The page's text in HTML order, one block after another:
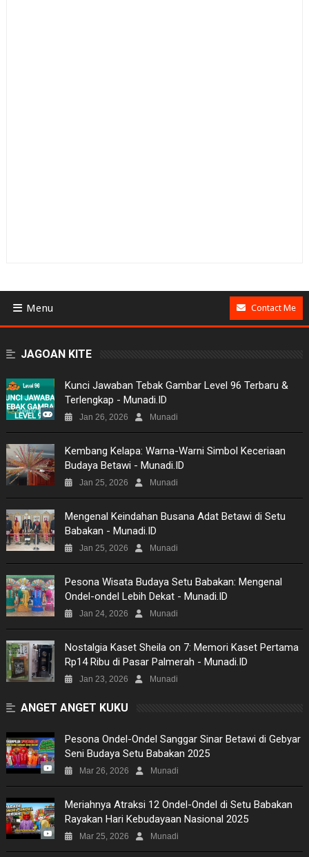
Menu
NEWS
MOVIES
TECH
MUSIC
PICTURES
SITEMAP
Contact Me
JAGOAN KITE
Kunci Jawaban Tebak Gambar Level 96 Terbaru &
Terlengkap - Munadi.ID
Jan 26, 2026 Munadi
Kembang Kelapa: Warna-Warni Simbol Keceriaan
Budaya Betawi - Munadi.ID
Jan 25, 2026 Munadi
Mengenal Keindahan Busana Adat Betawi di Setu
Babakan - Munadi.ID
Jan 25, 2026 Munadi
Pesona Wisata Budaya Setu Babakan: Mengenal
Ondel-ondel Lebih Dekat - Munadi.ID
Jan 24, 2026 Munadi
Nostalgia Kaset Sheila on 7: Memori Kaset Pertama
Rp14 Ribu di Pasar Palmerah - Munadi.ID
Jan 23, 2026 Munadi
ANGET ANGET KUKU
Pesona Ondel-Ondel Sanggar Sinar Betawi di Gebyar
Seni Budaya Setu Babakan 2025
Mar 26, 2026 Munadi
Meriahnya Atraksi 12 Ondel-Ondel di Setu Babakan
Rayakan Hari Kebudayaan Nasional 2025
Mar 25, 2026 Munadi